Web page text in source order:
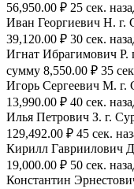
56,950.00 ₽ 25 сек.
Иван Георгиевич Н. г.
39,120.00 ₽ 30 сек.
Игнат Ибрагимович Р.
сумму 8,550.00 ₽ 35
Игорь Сергеевич М. г.
13,990.00 ₽ 40 сек.
Илья Петрович З. г.
129,492.00 ₽ 45 сек.
Кирилл Гавриилович
19,000.00 ₽ 50 сек.
Константин